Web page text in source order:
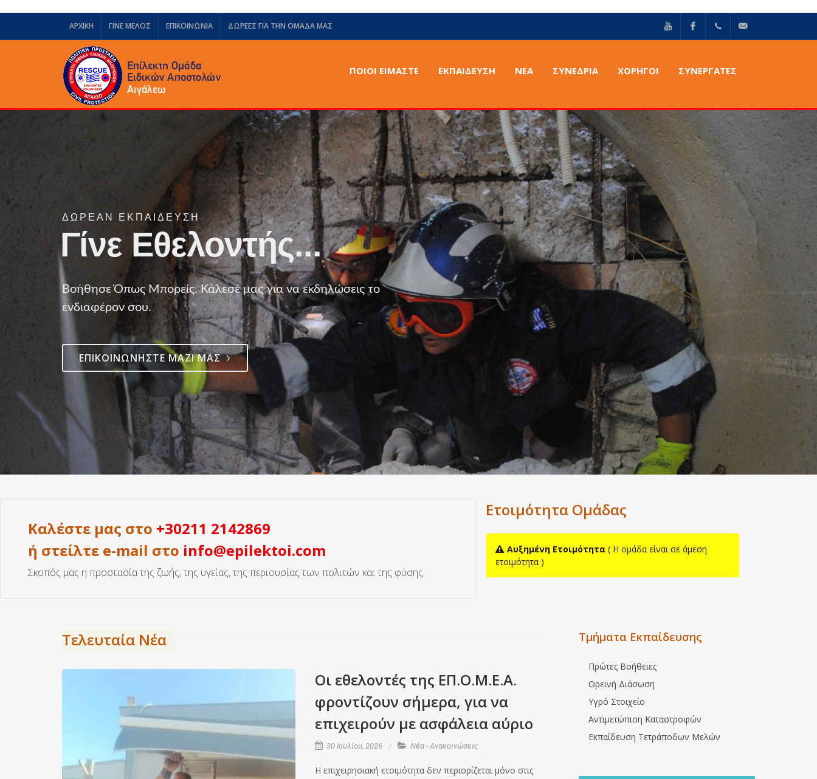
ΑΡΧΙΚΗ ΓΙΝΕ ΜΕΛΟΣ ΕΠΙΚΟΙΝΩΝΙΑ ΔΩΡΕΈΣ ΓΙΑ ΤΗΝ ΟΜΆΔΑ ΜΑΣ
ΠΟΙΟΙ ΕΙΜΑΣΤΕ ΕΚΠΑΙΔΕΥΣΗ ΝΈΑ ΣΥΝΈΔΡΙΑ ΧΟΡΗΓΟΙ ΣΥΝΕΡΓΑΤΕΣ
ΔΩΡΕΆΝ ΕΚΠΑΊΔΕΥΣΗ
Γίνε Εθελοντής...
Βοήθησε Όπως Μπορείς. Κάλεσέ μας για να εκδηλώσεις το
ενδιαφέρον σου.
ΕΠΙΚΟΙΝΩΝΉΣΤΕ ΜΑΖΊ ΜΑΣ
Καλέστε μας στο +30211 2142869
ή στείλτε e-mail στο info@epilektoi.com
Σκοπός μας η προστασία της ζωής, της υγείας, της περιουσίας των πολιτών και της φύσης.
Ετοιμότητα Ομάδας
Αυξημένη Ετοιμότητα ( H ομάδα είναι σε άμεση
ετοιμότητα )
Τελευταία Νέα
Οι εθελοντές της ΕΠ.Ο.Μ.Ε.Α.
φροντίζουν σήμερα, για να
επιχειρούν με ασφάλεια αύριο
30 Ιουλίου, 2026 Νέα - Ανακοινώσεις
Η επιχειρησιακή ετοιμότητα δεν περιορίζεται μόνο στις
Τμήματα Εκπαίδευσης
Πρώτες Βοήθειες
Ορεινή Διάσωση
Υγρό Στοιχείο
Αντιμετώπιση Καταστροφών
Εκπαίδευση Τετράποδων Μελών